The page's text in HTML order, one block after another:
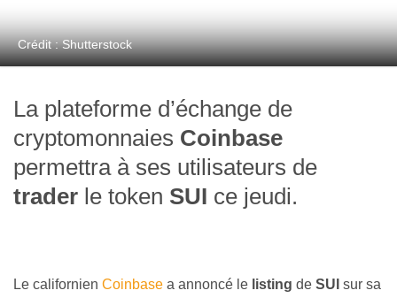
Crédit : Shutterstock
La plateforme d’échange de
cryptomonnaies Coinbase
permettra à ses utilisateurs de
trader le token SUI ce jeudi.
Le californien Coinbase a annoncé le listing de SUI sur sa